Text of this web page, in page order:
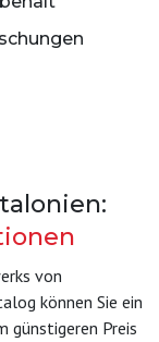
von
können Sie ein
günstigeren Preis